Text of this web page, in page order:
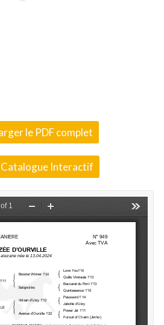
le PDF complet
Interactif